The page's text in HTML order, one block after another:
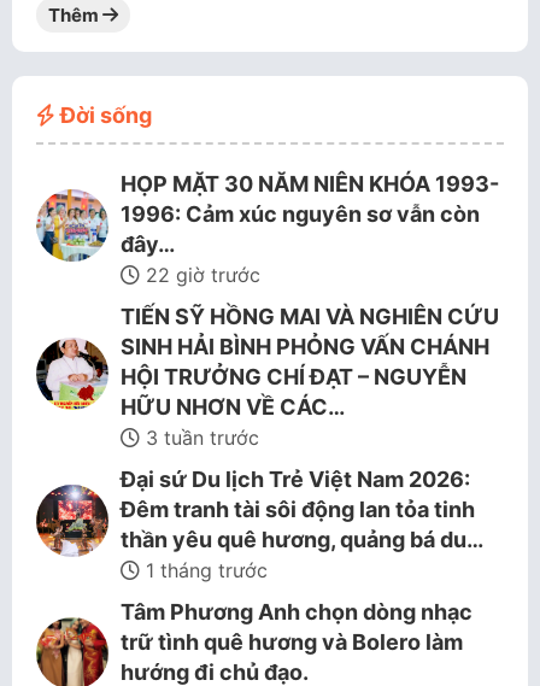
Thêm
Đời sống
HỌP MẶT 30 NĂM NIÊN KHÓA 1993-
1996: Cảm xúc nguyên sơ vẫn còn
đây…
22 giờ trước
TIẾN SỸ HỒNG MAI VÀ NGHIÊN CỨU
SINH HẢI BÌNH PHỎNG VẤN CHÁNH
HỘI TRƯỞNG CHÍ ĐẠT – NGUYỄN
HỮU NHƠN VỀ CÁC…
3 tuần trước
Đại sứ Du lịch Trẻ Việt Nam 2026:
Đêm tranh tài sôi động lan tỏa tinh
thần yêu quê hương, quảng bá du…
1 tháng trước
Tâm Phương Anh chọn dòng nhạc
trữ tình quê hương và Bolero làm
hướng đi chủ đạo.